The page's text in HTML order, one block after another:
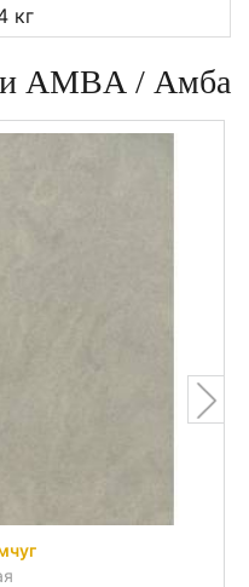
кг
AMBA / Амба